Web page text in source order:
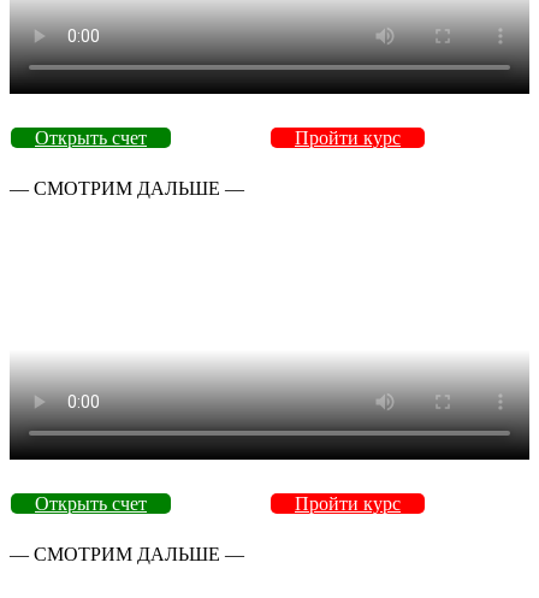
Открыть счет Пройти курс
— СМОТРИМ ДАЛЬШЕ —
Открыть счет Пройти курс
— СМОТРИМ ДАЛЬШЕ —